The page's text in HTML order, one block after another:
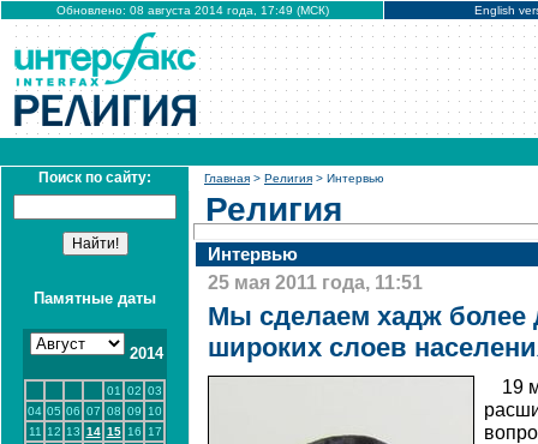
Обновлено: 08 августа 2014 года, 17:49 (МСК) English
Поиск по сайту:
Памятные даты
2014
01 02 03
04 05 06 07 08 09
10
11
12 13 14 15 16
17
Главная > Религия > Интервью
Религия
Интервью
25 мая 2011 года, 11:51
Мы сделаем хадж более
широких слоев
19